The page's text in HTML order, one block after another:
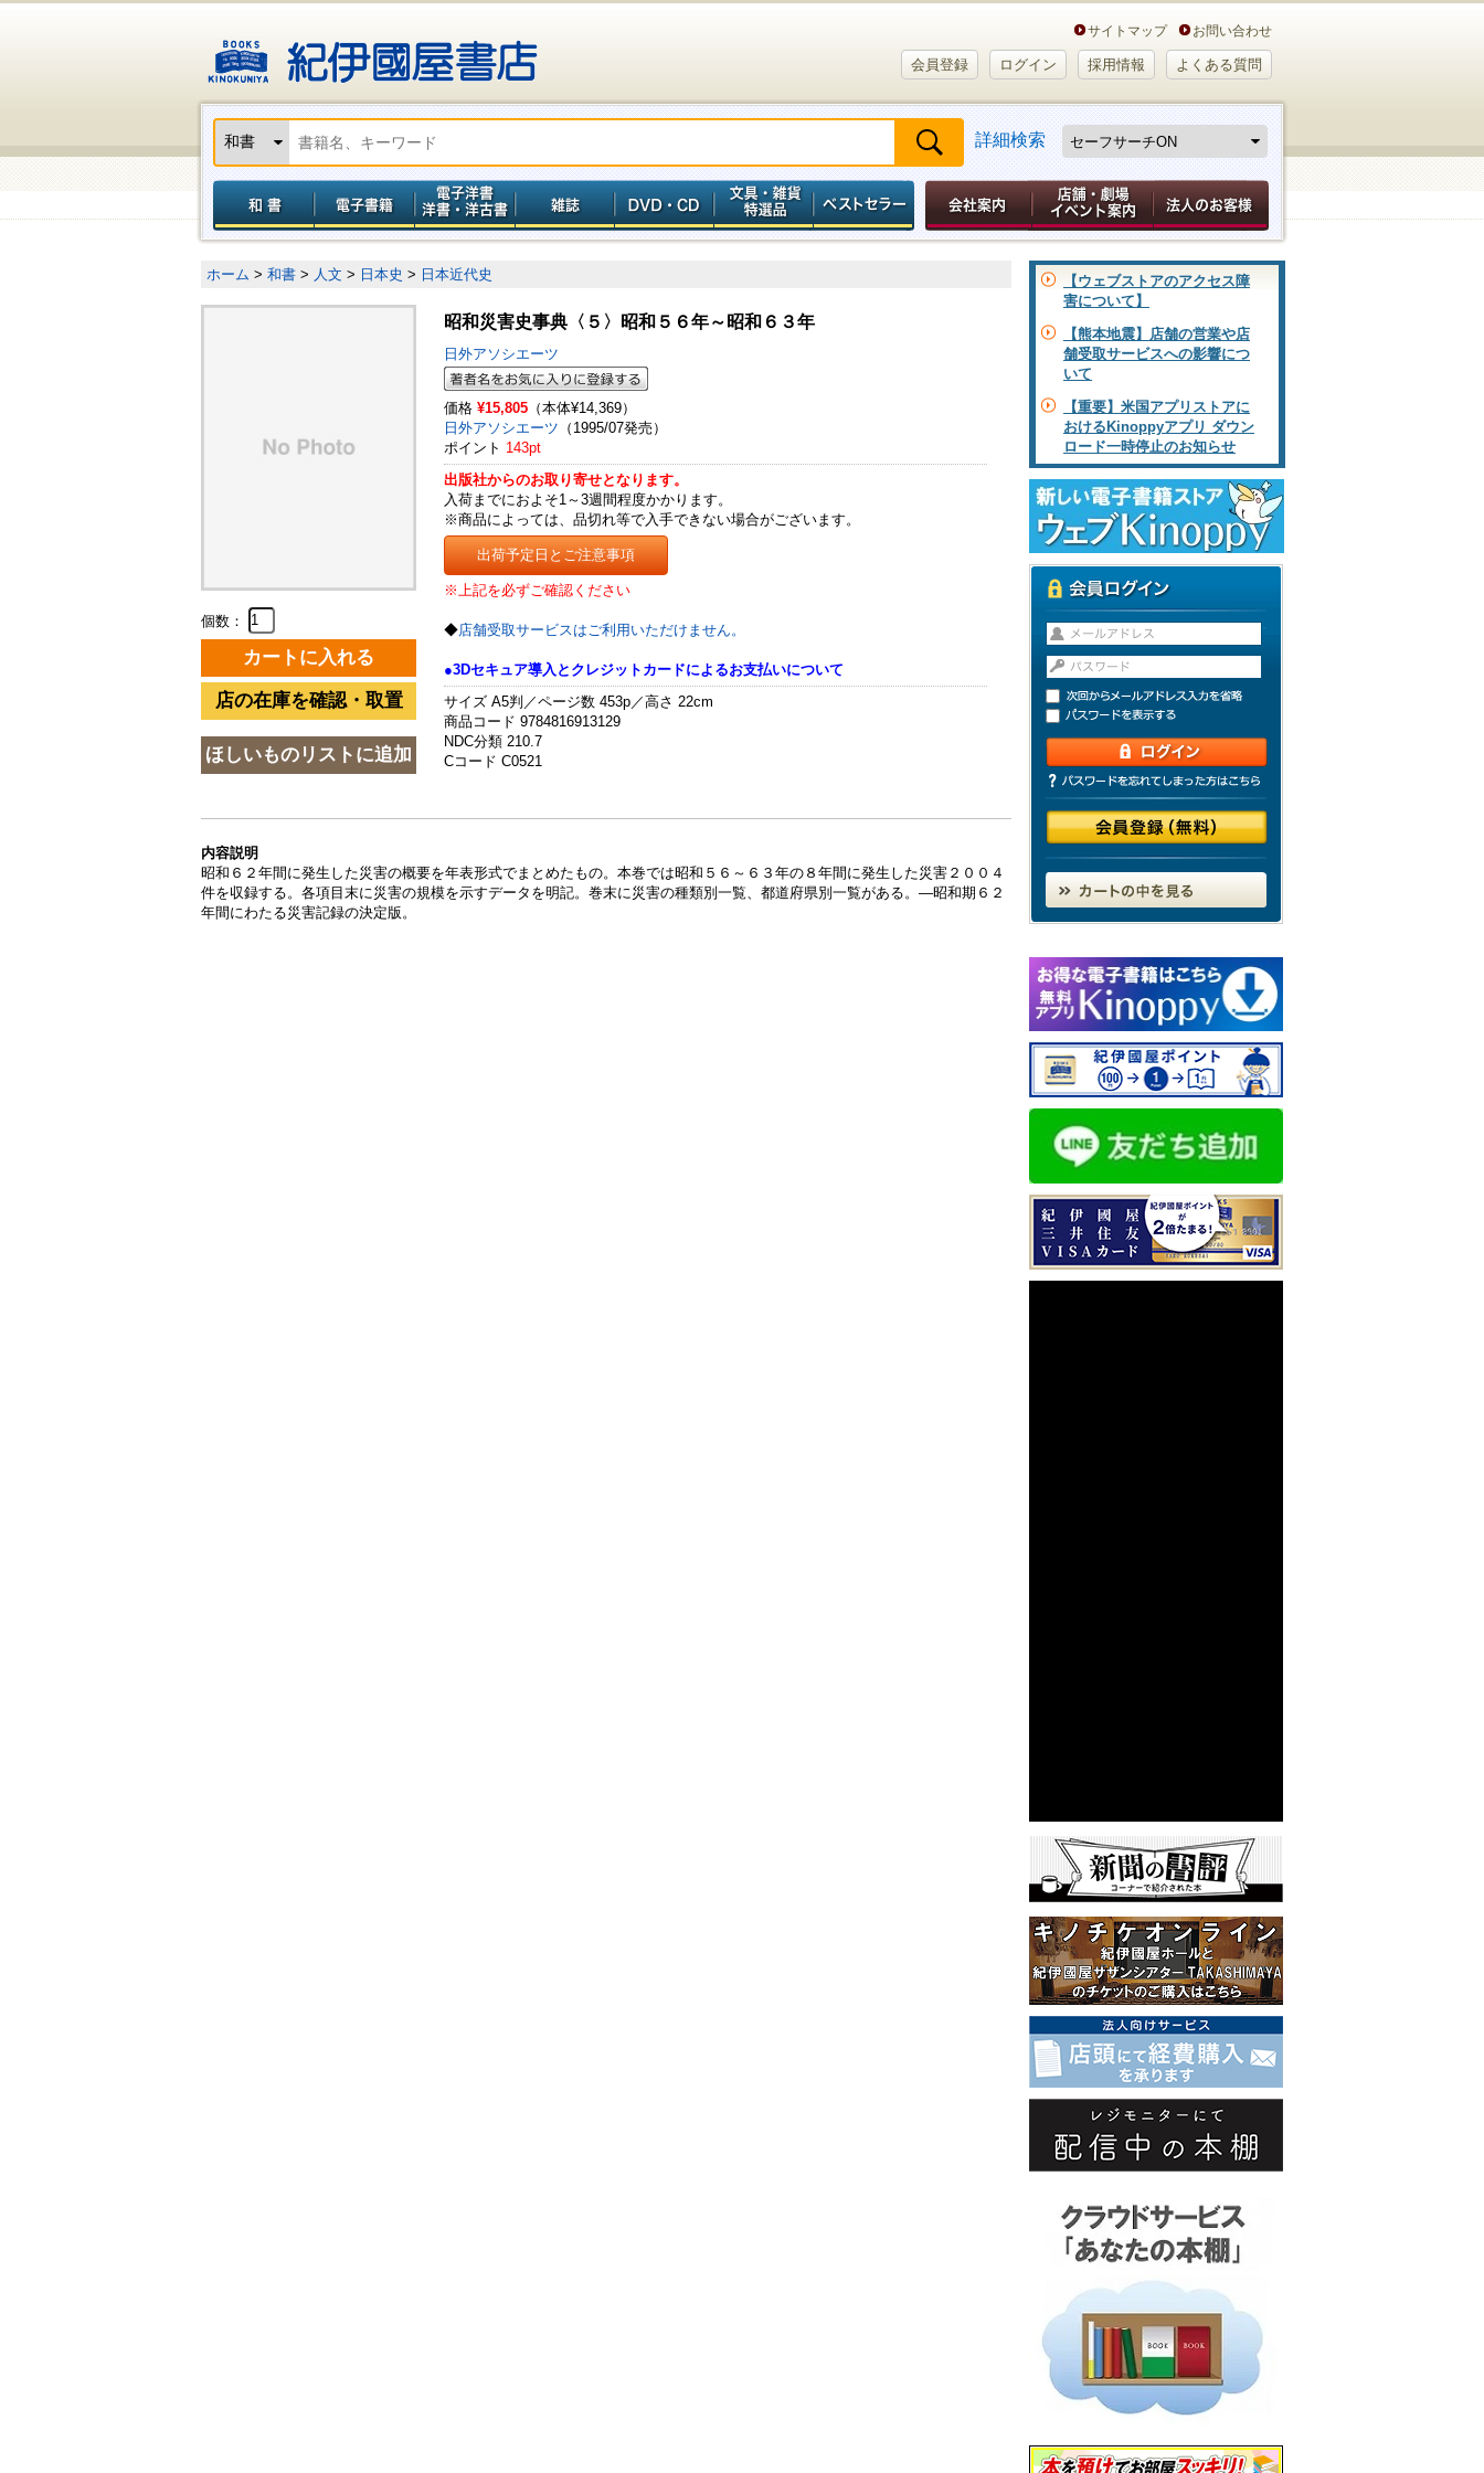
サイトマップ お問い合わせ
会員登録 ログイン 採用情報 よくある質問
詳細検索
ホーム > 和書 > 人文 > 日本史 > 日本近代史
個数：
昭和災害史事典〈５〉昭和５６年～昭和６３年
日外アソシエーツ
価格 ¥15,805 （本体¥14,369）
日外アソシエーツ （1995/07発売）
ポイント 143pt
出版社からのお取り寄せとなります。
入荷までにおよそ1～3週間程度かかります。
※商品によっては、品切れ等で入手できない場合がございます。
出荷予定日とご注意事項
※上記を必ずご確認ください
◆店舗受取サービスはご利用いただけません。
●3Dセキュア導入とクレジットカードによるお支払いについて
サイズ A5判／ページ数 453p／高さ 22cm
商品コード 9784816913129
NDC分類 210.7
Cコード C0521
内容説明
昭和６２年間に発生した災害の概要を年表形式でまとめたもの。本巻では昭和５６～６３年の８年間に発生した災害２００４
件を収録する。各項目末に災害の規模を示すデータを明記。巻末に災害の種類別一覧、都道府県別一覧がある。―昭和期６２
年間にわたる災害記録の決定版。
【ウェブストアのアクセス障
害について】
【熊本地震】店舗の営業や店
舗受取サービスへの影響につ
いて
【重要】米国アプリストアに
おけるKinoppyアプリ ダウン
ロード一時停止のお知らせ